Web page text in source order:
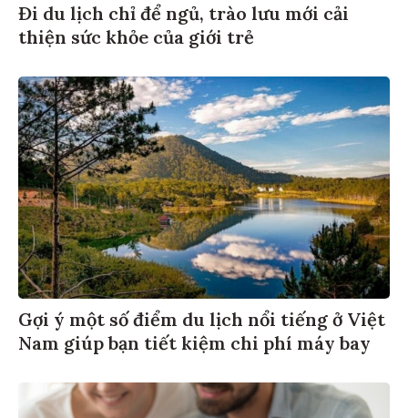
Đi du lịch chỉ để ngủ, trào lưu mới cải
thiện sức khỏe của giới trẻ
Gợi ý một số điểm du lịch nổi tiếng ở Việt
Nam giúp bạn tiết kiệm chi phí máy bay